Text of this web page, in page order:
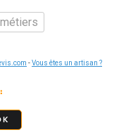
-Vous êtes un artisan ?